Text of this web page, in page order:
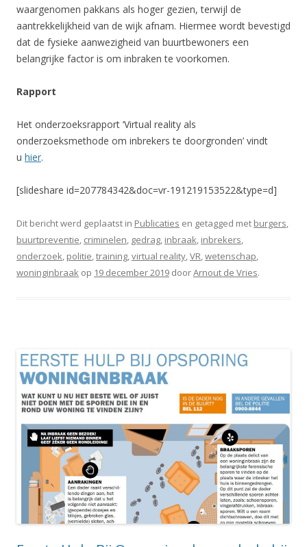
waargenomen pakkans als hoger gezien, terwijl de
aantrekkelijkheid van de wijk afnam. Hiermee wordt bevestigd
dat de fysieke aanwezigheid van buurtbewoners een
belangrijke factor is om inbraken te voorkomen.
Rapport
Het onderzoeksrapport ‘Virtual reality als
onderzoeksmethode om inbrekers te doorgronden’ vindt
u hier.
[slideshare id=207784342&doc=vr-191219153522&type=d]
Dit bericht werd geplaatst in Publicaties en getagged met burgers,
buurtpreventie, criminelen, gedrag, inbraak, inbrekers,
onderzoek, politie,training,virtual reality,VR,wetenschap,
woninginbraak op 19 december 2019 doorArnout de Vries.